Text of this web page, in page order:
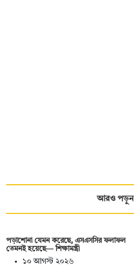
আরও পড়ুন
পড়াশোনা যেমন করেছে, এসএসসির ফলাফল
তেমনই হয়েছে— শিক্ষামন্ত্রী
১০ আগস্ট ২০২৬